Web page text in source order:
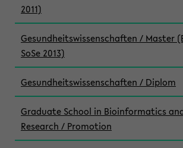
2011)
Gesundheitswissenschaften / Master
SoSe 2013)
Gesundheitswissenschaften / Diplom
Graduate School in Bioinformatics
Research / Promotion